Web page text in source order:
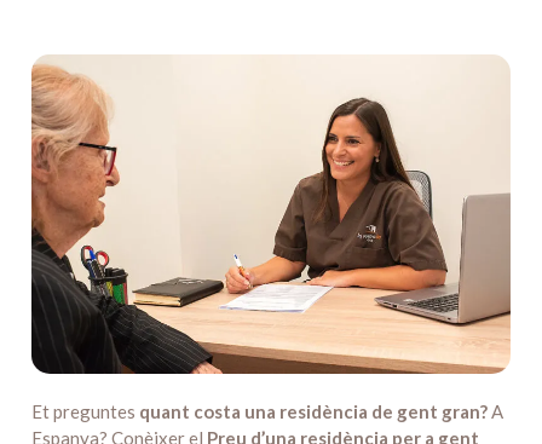
Et preguntes quant costa una residència de gent gran?A
Espanya? Conèixer el Preu d’una residència per a gent